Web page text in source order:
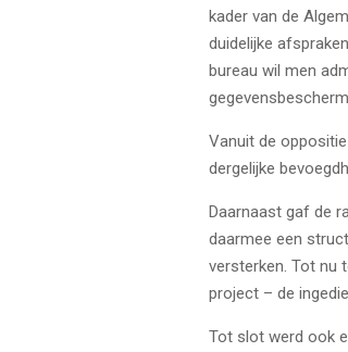
kader van de
duidelijke
bureau wil men
Vanuit de
dergelijke
Daarnaast gaf de
daarmee een
versterken. Tot nu
project – de
Tot slot werd ook